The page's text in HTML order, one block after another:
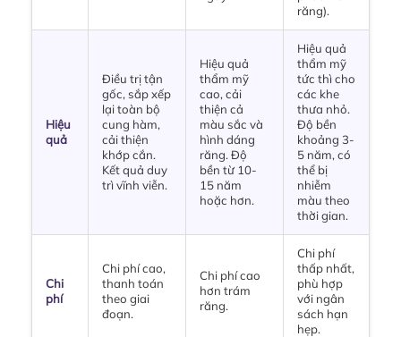
răng).
Hiệu
quả
Điều trị tận
gốc, sắp xếp
lại toàn bộ
cung hàm,
cải thiện
khớp cắn.
Kết quả duy
trì vĩnh viễn.
Hiệu quả
thẩm mỹ
cao, cải
thiện cả
màu sắc và
hình dáng
răng. Độ
bền từ 10-
15 năm
hoặc hơn.
Hiệu quả
thẩm mỹ
tức thì cho
các khe
thưa nhỏ.
Độ bền
khoảng 3-
5 năm, có
thể bị
nhiễm
màu theo
thời gian.
Chi
phí
Chi phí cao,
thanh toán
theo giai
đoạn.
Chi phí cao
hơn trám
răng.
Chi phí
thấp nhất,
phù hợp
với ngân
sách hạn
hẹp.